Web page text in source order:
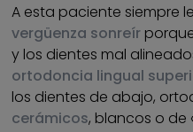
A esta paciente siempre
vergüenza sonreír
y los dientes mal
ortodoncia lingual
los dientes de abajo,
cerámicos, blancos o de